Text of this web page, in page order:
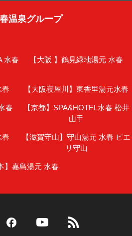
温泉グループ
水春
【大阪 】 鶴見緑地湯元 水春
春 【大阪寝屋川】 東香里湯元水春
春 【京都】 SPA&HOTEL水春 松井
山手
春 【滋賀守山】 守山湯元 水春 ピエ
リ守山
】 嘉島湯元 水春